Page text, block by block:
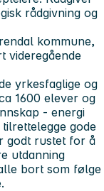
rådgivning og
kommune,
videregående
yrkesfaglige og
1600 elever og
- energi
gode
godt rustet for å
utdanning
bort som følge